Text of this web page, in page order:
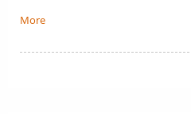
More